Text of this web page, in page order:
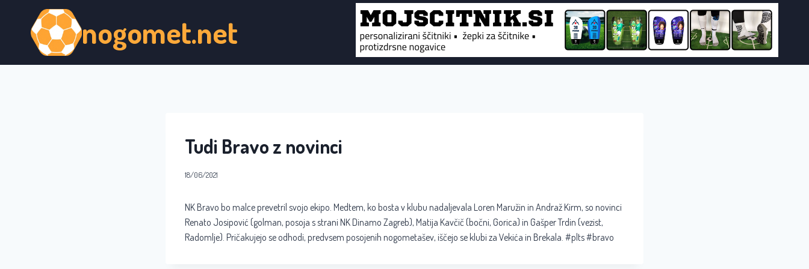
nogomet.net
Tudi Bravo z novinci
18/06/2021
NK Bravo bo malce prevetril svojo ekipo. Medtem, ko bosta v klubu nadaljevala Loren Maružin in Andraž Kirm, so novinci
Renato Josipović (golman, posoja s strani NK Dinamo Zagreb), Matija Kavčič (bočni, Gorica) in Gašper Trdin (vezist,
Radomlje). Pričakujejo se odhodi, predvsem posojenih nogometašev, iščejo se klubi za Vekića in Brekala. #plts #bravo